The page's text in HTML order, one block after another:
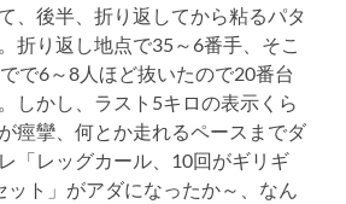
、後半、折り返してから粘るパタ
折り返し地点で35～6番手、そこ
で6～8人ほど抜いたので20番台
しかし、ラスト5キロの表示くら
痙攣、何とか走れるペースまでダ
「レッグカール、10回がギリギ
ット」がアダになったか～、なん